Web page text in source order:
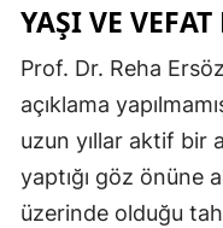
YAŞI VE
Prof. Dr. Reha
açıklama
uzun yıllar aktif bir
yaptığı göz önüne
üzerinde olduğu